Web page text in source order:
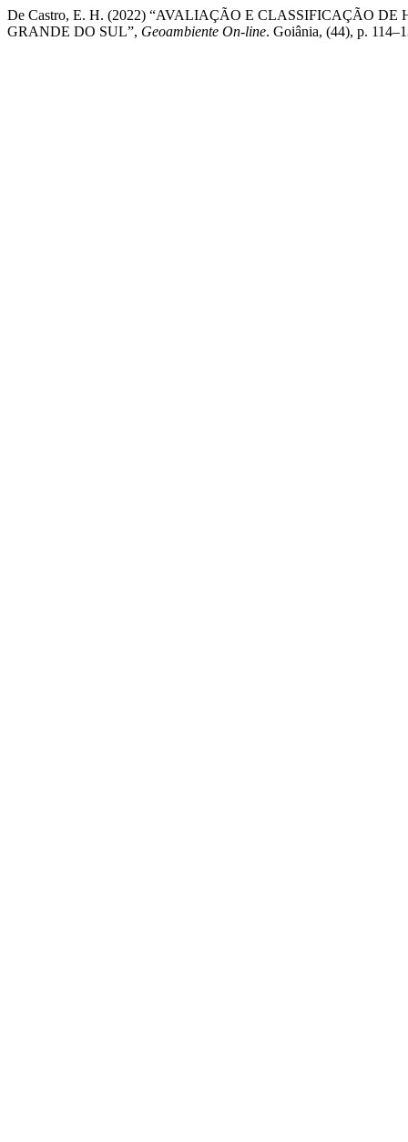
De Castro, E. H. (2022) “AVALIAÇÃO E CLASSIFICAÇÃO
GRANDE DO SUL”, Geoambiente On-line. Goiânia, (44), p.